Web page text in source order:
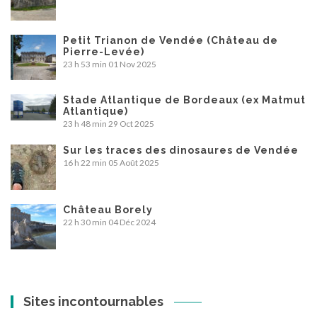
Petit Trianon de Vendée (Château de
Pierre-Levée)
23 h 53 min 01 Nov 2025
Stade Atlantique de Bordeaux (ex Matmut
Atlantique)
23 h 48 min 29 Oct 2025
Sur les traces des dinosaures de Vendée
16 h 22 min 05 Août 2025
Château Borely
22 h 30 min 04 Déc 2024
Sites incontournables